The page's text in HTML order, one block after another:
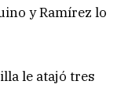
y Ramírez lo
le atajó tres